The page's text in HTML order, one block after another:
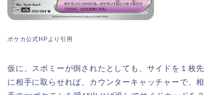
ポケカ公式HPより引用
仮に、スボミーが倒されたとしても、サイドを１枚先
に相手に取らせれば、カウンターキャッチャーで、相